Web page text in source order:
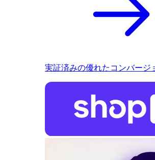
実証済みの優れたコンバージ